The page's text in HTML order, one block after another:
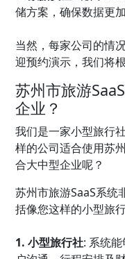
储方案，确保数据更
当然，每家公司的情
迎预约演示，我们将
苏州市旅游
企业？
我们是一家小型旅行
样的公司适合使用苏
合大中型企业呢？
苏州市旅游SaaS系统
括像您这样的小型旅行
1. 小型旅行社: 系统